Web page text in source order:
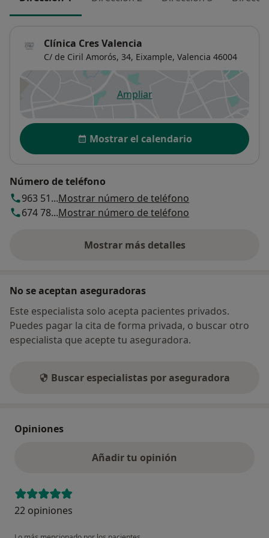
Clínica Cres Valencia
C/ de Ciril Amorós, 34, Eixample, Valencia 46004
Ampliarse abre en una nueva
Disponibilidad
Mostrar el calendario
Número de teléfono
963 51...Mostrar número de teléfono
674 78...Mostrar número de teléfono
Mostrar más detalles
sobre la dirección
No se aceptan aseguradoras
Este especialista solo acepta pacientes privados.
Puedes pagar la cita de forma privada, o buscar otro
especialista que acepte tu aseguradora.
Buscar especialistas por aseguradora
Opiniones
Añadir tu opinión
22 opiniones